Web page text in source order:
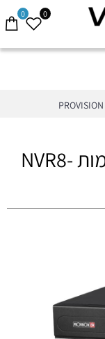
0 0
מערכת הקלטה ל 64 מצלמות NVR8-